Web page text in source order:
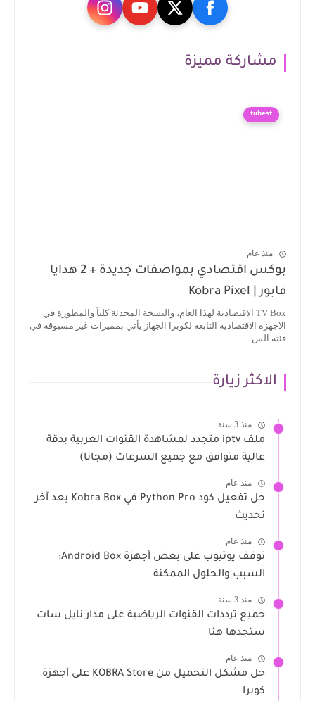
مشاركة مميزة
tubest
منذ عام
بوكس اقتصادي بمواصفات جديدة + 2 هدايا
فابور | Kobra Pixel
TV Box الاقتصادية لهذا العام، والنسخة المحدثة كلياً والمطورة في
الاجهزة الاقتصادية التابعة لكوبرا الجهاز يأتي بمميزات غير مسبوقة في
فئته الس...
الاكثر زيارة
منذ 3 سنة
ملف iptv متجدد لمشاهدة القنوات العربية بدقة
عالية متوافق مع جميع السرعات (مجانا)
منذ عام
حل تفعيل كود Python Pro في Kobra Box بعد آخر
تحديث
منذ عام
توقف يوتيوب على بعض أجهزة Android Box:
السبب والحلول الممكنة
منذ 3 سنة
جميع ترددات القنوات الرياضية على مدار نايل سات
ستجدها هنا
منذ عام
حل مشكل التحميل من KOBRA Store على أجهزة
كوبرا